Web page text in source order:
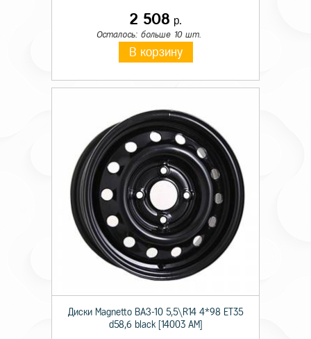
2 508 р.
Осталось: больше 10 шт.
В корзину
Диски Magnetto ВАЗ-10 5,5\R14 4*98 ET35
d58,6 black [14003 AM]